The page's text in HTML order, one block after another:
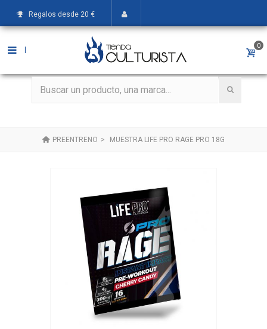
Regalos desde 20 €
0
PREENTRENO > MUESTRA LIFE PRO RAGE PRO 18G